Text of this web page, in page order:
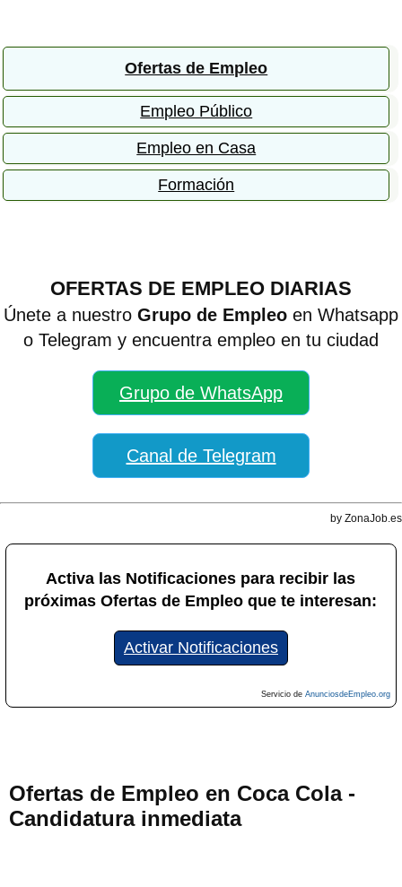
Ofertas de Empleo
Empleo Público
Empleo en Casa
Formación
OFERTAS DE EMPLEO DIARIAS
Únete a nuestro Grupo de Empleo en Whatsapp
o Telegram y encuentra empleo en tu ciudad
Grupo de WhatsApp
Canal de Telegram
by ZonaJob.es
Activa las Notificaciones para recibir las
próximas Ofertas de Empleo que te interesan:
Activar Notificaciones
Servicio de AnunciosdeEmpleo.org
Ofertas de Empleo en Coca Cola -
Candidatura inmediata